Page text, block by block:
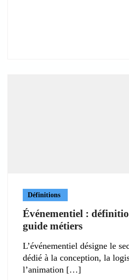
Définitions
Événementiel :
guide métiers
L’événementiel désigne le
dédié à la conception, la
l’animation